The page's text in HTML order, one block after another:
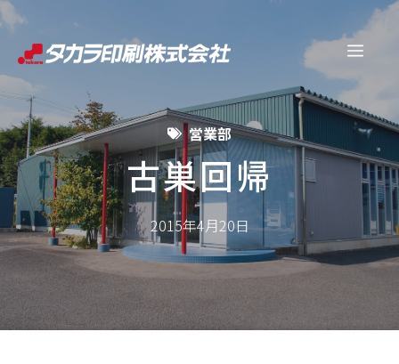
コ
ン
へ
ス
キ
プ
メ
ュ
ー
営業部
古巣回帰
2015年4月20日